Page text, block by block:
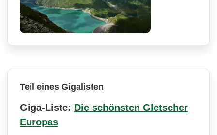
Teil eines Gigalisten
Giga-Liste: Die schönsten Gletscher
Europas